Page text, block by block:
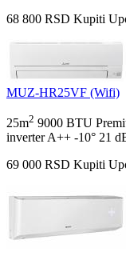
68 800 RSD Kupiti
MUZ-HR25VF (Wifi)
25m2 9000 BTU
inverter A++ -10° 21
69 000 RSD Kupiti